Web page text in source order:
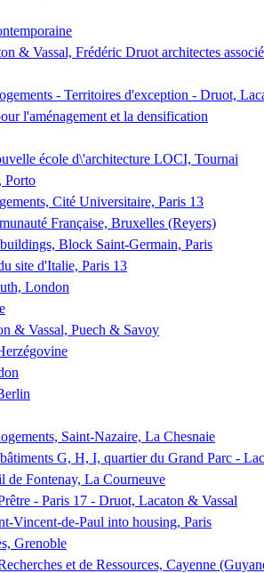
& Vassal, Frédéric Druot architectes
- Territoires d'exception - Druot,
l'aménagement et la densification
école d\'architecture LOCI, Tournai
Porto
Cité Universitaire, Paris 13
Française, Bruxelles (Reyers)
Block Saint-Germain, Paris
site d'Italie, Paris 13
London
& Vassal, Puech & Savoy
Saint-Nazaire, La Chesnaie
G, H, I, quartier du Grand Parc -
de Fontenay, La Courneuve
- Paris 17 - Druot, Lacaton & Vassal
Vincent-de-Paul into housing, Paris
Grenoble
et de Ressources, Cayenne